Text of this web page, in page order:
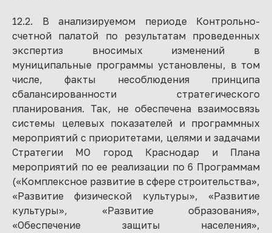
12.2. В анализируемом периоде Контрольно-
счетной палатой по результатам проведенных
экспертиз вносимых изменений в
муниципальные программы установлены, в том
числе, факты несоблюдения принципа
сбалансированности стратегического
планирования. Так, не обеспечена взаимосвязь
системы целевых показателей и программных
мероприятий с приоритетами, целями и задачами
Стратегии МО город Краснодар и Плана
мероприятий по ее реализации по 6 Программам
(«Комплексное развитие в сфере строительства»,
«Развитие физической культуры», «Развитие
культуры», «Развитие образования»,
«Обеспечение защиты населения»,